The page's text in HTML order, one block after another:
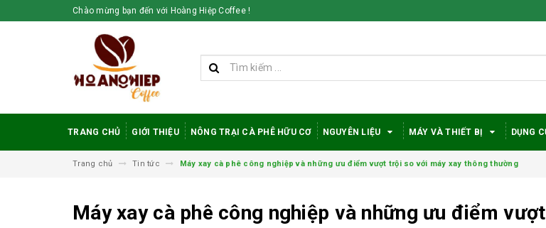
Chào mừng bạn đến với Hoàng Hiệp Coffee !
TRANG CHỦ GIỚI THIỆU NÔNG TRẠI CÀ PHÊ HỮU CƠ NGUYÊN LIỆU MÁY VÀ THIẾT BỊ DỤNG
Trang chủ Tin tức Máy xay cà phê công nghiệp và những ưu điểm vượt trội so với máy xay thông thường
Máy xay cà phê công nghiệp và những ưu điểm